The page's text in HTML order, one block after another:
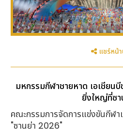
แชร์หน้
มหกรรมกีฬาชายหาด เอเชียน
ยิ่งใหญ่ที่ซา
คณะกรรมการจัดการแข่งขันกีฬ
"ซานย่า 2026"